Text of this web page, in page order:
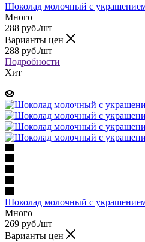
Шоколад молочный с
Много
288 руб./шт
Варианты цен
288 руб./шт
Подробности
Хит
Шоколад молочный с
Много
269 руб./шт
Варианты цен